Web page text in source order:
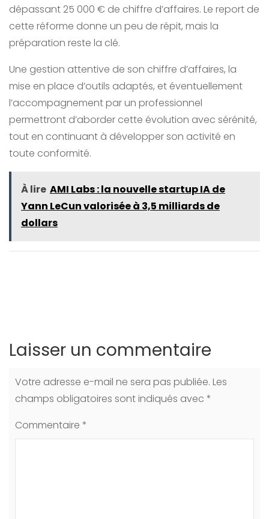
dépassant 25 000 € de chiffre d’affaires. Le report de
cette réforme donne un peu de répit, mais la
préparation reste la clé.
Une gestion attentive de son chiffre d’affaires, la
mise en place d’outils adaptés, et éventuellement
l’accompagnement par un professionnel
permettront d’aborder cette évolution avec sérénité,
tout en continuant à développer son activité en
toute conformité.
À lire AMI Labs : la nouvelle startup IA de
Yann LeCun valorisée à 3,5 milliards de
dollars
Laisser un commentaire
Votre adresse e-mail ne sera pas publiée. Les
champs obligatoires sont indiqués avec *
Commentaire *